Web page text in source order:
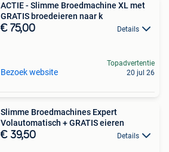
ACTIE - Slimme Broedmachine XL met
GRATIS broedeieren naar k
€ 75,00 Details
Bezoek website
Topadvertentie
20 jul 26
Slimme Broedmachines Expert
Volautomatisch + GRATIS eieren
€ 39,50 Details